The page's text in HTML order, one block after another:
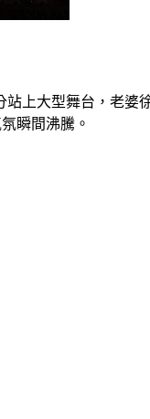
上大型舞台，老
瞬間沸騰。